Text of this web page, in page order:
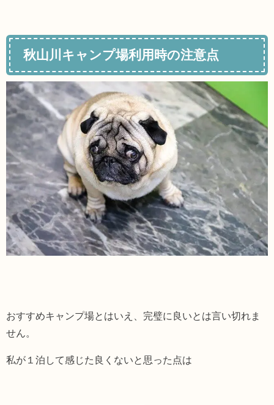
秋山川キャンプ場利用時の注意点
おすすめキャンプ場とはいえ、完璧に良いとは言い切れま
せん。
私が１泊して感じた良くないと思った点は